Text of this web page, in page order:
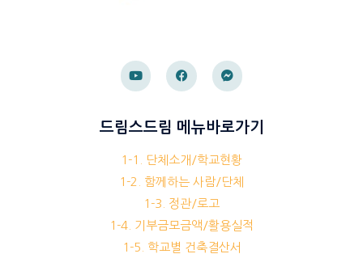
드림스드림 메뉴바로가기
1-1. 단체소개/학교현황
1-2. 함께하는 사람/단체
1-3. 정관/로고
1-4. 기부금모금액/활용실적
1-5. 학교별 건축결산서